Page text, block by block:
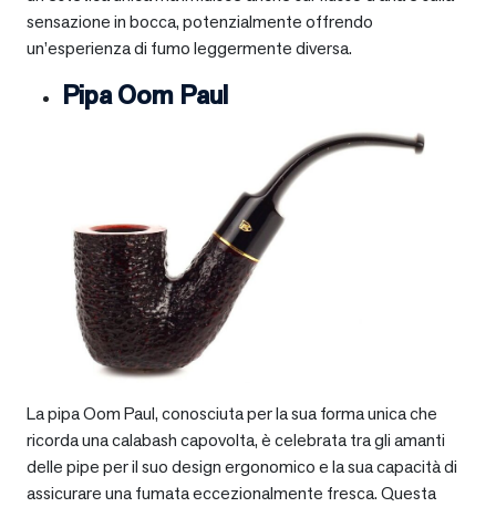
sensazione in bocca, potenzialmente offrendo
un’esperienza di fumo leggermente diversa.
Pipa Oom Paul
La pipa Oom Paul, conosciuta per la sua forma unica che
ricorda una calabash capovolta, è celebrata tra gli amanti
delle pipe per il suo design ergonomico e la sua capacità di
assicurare una fumata eccezionalmente fresca. Questa